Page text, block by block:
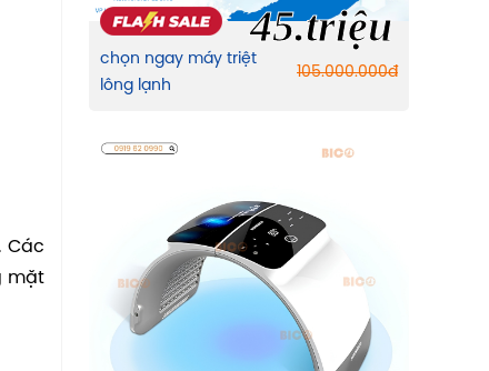
Các
mặt
45.triệu
chọn ngay máy triệt
lông lạnh
105.000.000đ